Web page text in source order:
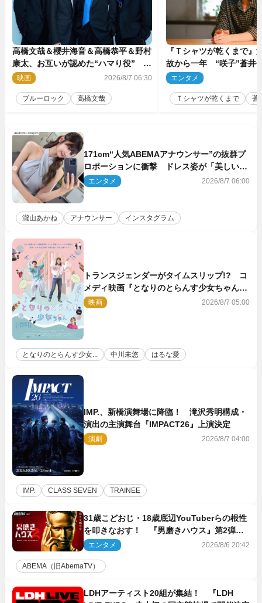
高橋文哉＆櫻井海音＆高橋恭平＆野村
康太、お互いが認めた“ハマり役”
『ブルーロック』で築いた最高のチー
映画 2026/8/7 06:30
ブルーロック 高橋文哉
『Ｔシャツが乾くまで』
故から一年 “咲子”蒼井
島歩は心を許しあえる関
エンタメ
Ｔシャツが乾くまで 蒼
171cm“人気ABEMAアナウンサー”の抜群プ
ロポーションに衝撃 ドレス姿が「美しい」
「品がありすぎる」
エンタメ 2026/8/7 06:00
瀧山あかね アナウンサー インスタグラム
トランスジェンダーがタイムスリップ!? コ
メディ映画『となりのとらんす少女ちゃん』
11.7公開決定
映画 2026/8/7 05:00
となりのとらんす少女... 中川未悠 はるな愛
IMP.、新橋演舞場に降臨！ 滝沢秀明構成・
演出の主演舞台『IMPACT26』上演決定
演劇 2026/8/7 04:00
IMP. CLASS SEVEN TRAINEE
31歳こどおじ・18歳底辺YouTuberらの根性
を叩きなおす！ 『男磨きハウス』第2弾コ
ーチ陣発表
エンタメ 2026/8/6 20:42
ABEMA（旧AbemaTV）
LDHアーティスト20組が集結！ 『LDH